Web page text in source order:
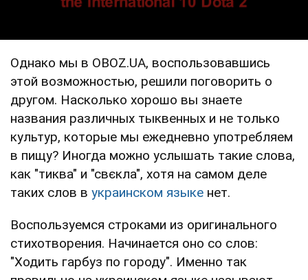
Однако мы в OBOZ.UA, воспользовавшись
этой возможностью, решили поговорить о
другом. Насколько хорошо вы знаете
названия различных тыквенных и не только
культур, которые мы ежедневно употребляем
в пищу? Иногда можно услышать такие слова,
как "тиква" и "свєкла", хотя на самом деле
таких слов в украинском языке нет.
Воспользуемся строками из оригинального
стихотворения. Начинается оно со слов:
"Ходить гарбуз по городу". Именно так